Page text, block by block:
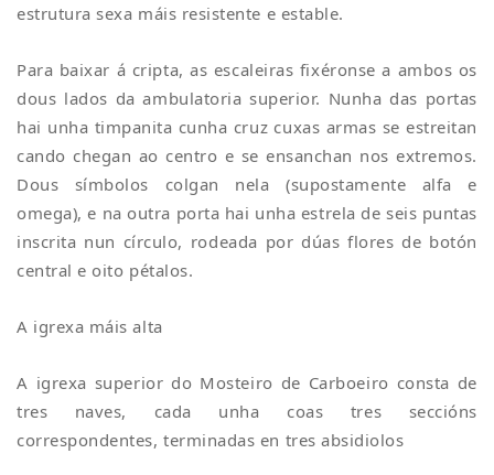
estrutura sexa máis resistente e estable.
Para baixar á cripta, as escaleiras fixéronse a ambos os
dous lados da ambulatoria superior. Nunha das portas
hai unha timpanita cunha cruz cuxas armas se estreitan
cando chegan ao centro e se ensanchan nos extremos.
Dous símbolos colgan nela (supostamente alfa e
omega), e na outra porta hai unha estrela de seis puntas
inscrita nun círculo, rodeada por dúas flores de botón
central e oito pétalos.
A igrexa máis alta
A igrexa superior do Mosteiro de Carboeiro consta de
tres naves, cada unha coas tres seccións
correspondentes, terminadas en tres absidiolos